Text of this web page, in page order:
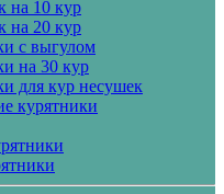
на 10 кур
на 20 кур
с выгулом
на 30 кур
для кур несушек
курятники